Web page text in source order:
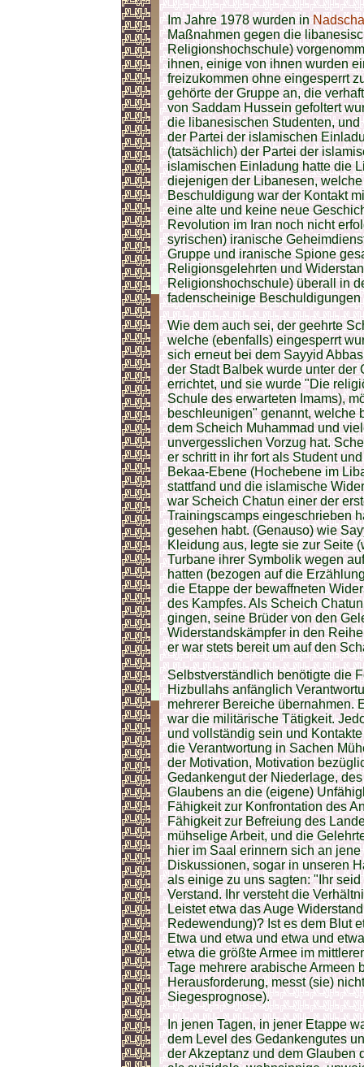
Im Jahre 1978 wurden in
Maßnahmen gegen die
Religionshochschule)
ihnen, einige von ihnen wurden
freizukommen ohne eingesperrt
gehörte der Gruppe an, die
von Saddam Hussein gefoltert
die libanesischen Studenten,
der Partei der islamischen
(tatsächlich) der Partei der
islamischen Einladung hatte die
diejenigen der Libanesen,
Beschuldigung war der Kontakt
eine alte und keine neue
Revolution im Iran noch nicht
syrischen) iranische
Gruppe und iranische Spione
Religionsgelehrten und
Religionshochschule) überall in
fadenscheinige
Wie dem auch sei, der geehrte
welche (ebenfalls) eingesperrt
sich erneut bei dem Sayyid
der Stadt Balbek wurde unter der
errichtet, und sie wurde "Die
Schule des erwarteten Imams),
beschleunigen" genannt, welche
dem Scheich Muhammad und
unvergesslichen Vorzug hat.
er schritt in ihr fort als Student
Bekaa-Ebene (Hochebene im
stattfand und die islamische
war Scheich Chatun einer der
Trainingscamps eingeschrieben
gesehen habt. (Genauso) wie
Kleidung aus, legte sie zur Seite
Turbane ihrer Symbolik wegen
hatten (bezogen auf die
die Etappe der bewaffneten
des Kampfes. Als Scheich
gingen, seine Brüder von den
Widerstandskämpfer in den
er war stets bereit um auf den
Selbstverständlich benötigte die
Hizbullahs anfänglich
mehrerer Bereiche übernahmen.
war die militärische Tätigkeit.
und vollständig sein und
die Verantwortung in Sachen
der Motivation, Motivation
Gedankengut der Niederlage,
Glaubens an die (eigene)
Fähigkeit zur Konfrontation des
Fähigkeit zur Befreiung des
mühselige Arbeit, und die
hier im Saal erinnern sich an
Diskussionen, sogar in unseren
als einige zu uns sagten: "Ihr
Verstand. Ihr versteht die
Leistet etwa das Auge
Redewendung)? Ist es dem Blut
Etwa und etwa und etwa und
etwa die größte Armee im
Tage mehrere arabische Armeen
Herausforderung, messt (sie)
Siegesprognose).
In jenen Tagen, in jener Etappe
dem Level des Gedankengutes
der Akzeptanz und dem Glauben